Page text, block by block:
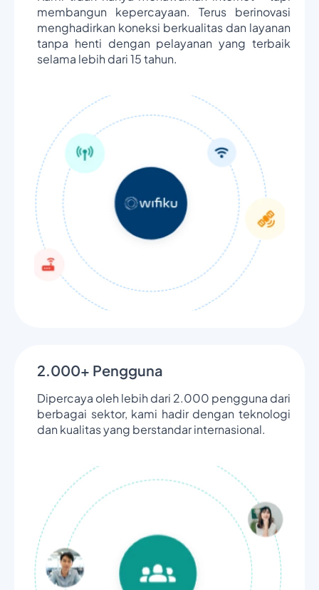
membangun kepercayaan. Terus berinovasi
menghadirkan koneksi berkualitas dan layanan
tanpa henti dengan pelayanan yang terbaik
selama lebih dari 15 tahun.
2.000+ Pengguna
Dipercaya oleh lebih dari 2.000 pengguna dari
berbagai sektor, kami hadir dengan teknologi
dan kualitas yang berstandar internasional.